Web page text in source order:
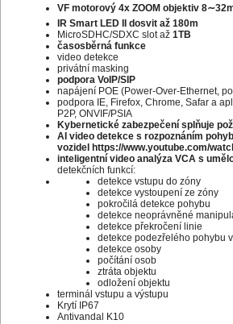
VF motorový 4x ZOOM objektiv
IR Smart LED II dosvit až 180m
MicroSDHC/SDXC slot až 1TB
časosběrná funkce
video detekce
privátní masking
podpora VoIP/SIP
napájení POE (Power-Over-Ethernet,
podpora IE, Firefox, Chrome, Safar a
P2P, ONVIF/PSIA
Kybernetické zabezpečení splňuje
AI video detekce s rozpoznáním
vozidel https://www.youtube.com/
inteligentní video analýza VCA s
detekčních funkcí:
detekce vstupu do zóny
detekce vystoupení ze zóny
pokročilá detekce pohybu
detekce neoprávněné
detekce překročení linie
detekce podezřelého pohybu
detekce osoby
počítání osob
ztráta objektu
odložení objektu
terminál vstupu a výstupu
Krytí IP67
Antivandal K10